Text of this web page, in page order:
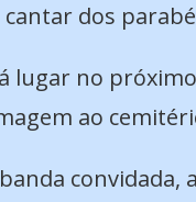
dos
lugar no
ao
convidada,